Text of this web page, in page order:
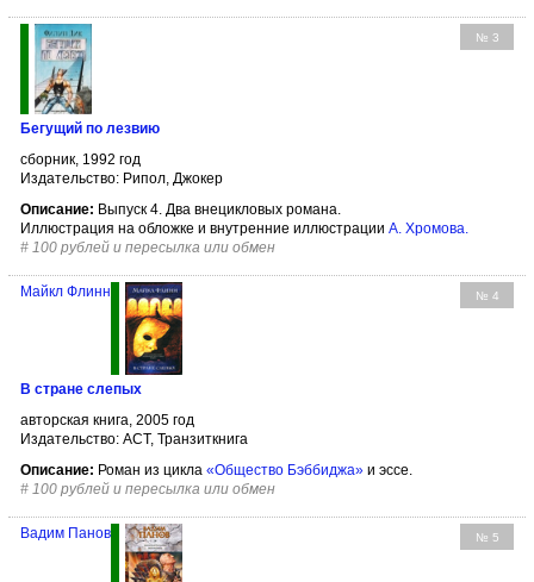
№ 3
Бегущий по лезвию
сборник, 1992 год
Издательство: Рипол, Джокер
Описание: Выпуск 4. Два внецикловых романа.
Иллюстрация на обложке и внутренние иллюстрации А. Хромова.
# 100 рублей и пересылка или обмен
№ 4
Майкл Флинн
В стране слепых
авторская книга, 2005 год
Издательство: АСТ, Транзиткнига
Описание: Роман из цикла «Общество Бэббиджа» и эссе.
# 100 рублей и пересылка или обмен
№ 5
Вадим Панов